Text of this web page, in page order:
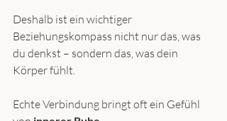
Deshalb ist ein wichtiger
Beziehungskompass nicht nur das, was
du denkst – sondern das, was dein
Körper fühlt.
Echte Verbindung bringt oft ein Gefühl